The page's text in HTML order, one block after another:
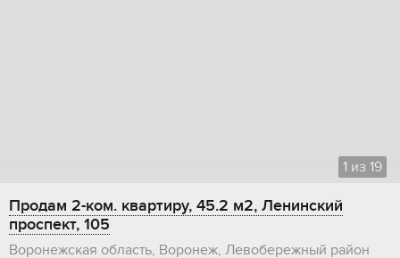
1 из 19
Продам 2-ком. квартиру, 45.2 м2, Ленинский
проспект, 105
Воронежская область, Воронеж, Левобережный район